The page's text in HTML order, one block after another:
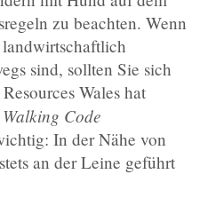
zu beachten. Wenn
sind, sollten Sie sich
Wales hat
Code
In der Nähe von
an der Leine geführt